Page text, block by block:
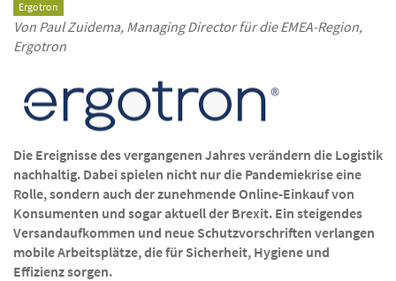
Ergotron
Von Paul Zuidema, Managing Director für die EMEA-Region,
Ergotron
Die Ereignisse des vergangenen Jahres verändern die Logistik
nachhaltig. Dabei spielen nicht nur die Pandemiekrise eine
Rolle, sondern auch der zunehmende Online-Einkauf von
Konsumenten und sogar aktuell der Brexit. Ein steigendes
Versandaufkommen und neue Schutzvorschriften verlangen
mobile Arbeitsplätze, die für Sicherheit, Hygiene und
Effizienz sorgen.